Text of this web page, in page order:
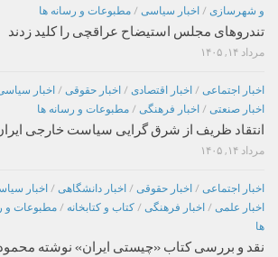
و شهرسازی / اخبار سیاسی / مطبوعات و رسانه ها
تندروهای مجلس استیضاح عراقچی را کلید زدند
مرداد ۱۴, ۱۴۰۵
اخبار اجتماعی / اخبار اقتصادی / اخبار حقوقی / اخبار
اخبار صنعتی / اخبار فرهنگی / مطبوعات و رسانه ها
انتقاد ظریف از شرق گرایی سیاست خارجی
مرداد ۱۴, ۱۴۰۵
اخبار اجتماعی / اخبار حقوقی / اخبار دانشگاهی / اخبار
اخبار علمی / اخبار فرهنگی / کتاب و کتابخانه / مطبوعات و
ها
نقد و بررسی کتاب «چیستی ایران» نوشته